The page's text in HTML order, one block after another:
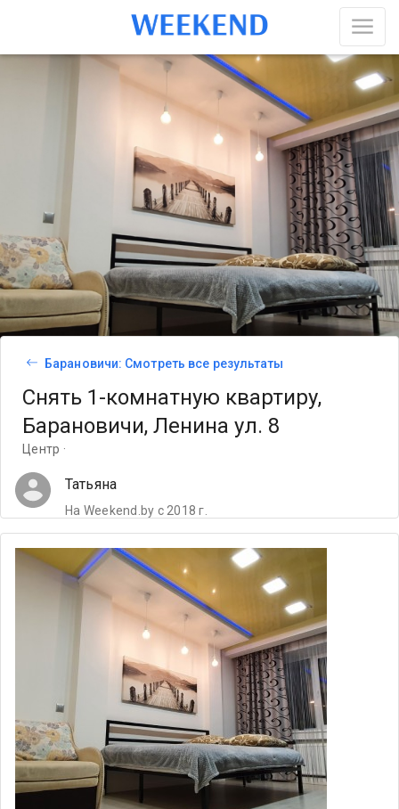
Барановичи: Смотреть все результаты
Снять 1-комнатную квартиру,
Барановичи, Ленина ул. 8
Центр ·
Татьяна
На Weekend.by с 2018 г.